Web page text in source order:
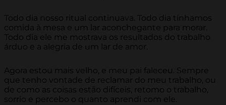
Todo dia nosso ritual continuava. Todo dia tínhamos
comida à mesa e um lar aconchegante para morar.
Todo dia ele me mostrava os resultados do trabalho
árduo e a alegria de um lar de amor.
Agora estou mais velho, e meu pai faleceu. Sempre
que tenho vontade de reclamar do meu trabalho, ou
de como as coisas estão difíceis, retomo o trabalho,
sorrio e percebo o quanto aprendi com ele.